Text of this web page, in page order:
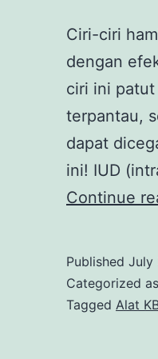
Ciri-ciri
dengan
ciri ini patut
terpantau,
dapat
ini! IUD
Continue
Published July
Categorized as
Tagged Alat